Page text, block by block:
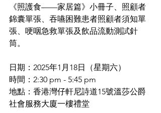
《照護食——家居篇》小冊子、照顧者
錦囊單張、吞嚥困難患者照顧者須知單
張、哽咽急救單張及飲品流動測試針
筒。
日期：2025年1月18日（星期六）
時間：2:30 pm - 5:45 pm
地點：香港灣仔軒尼詩道15號溫莎公爵
社會服務大廈一樓禮堂